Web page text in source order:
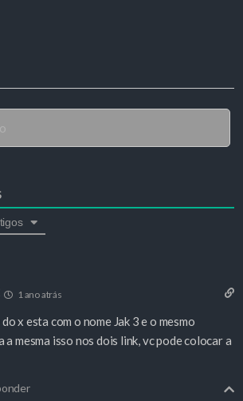
1 ano atrás
x esta com o nome Jak 3 e o mesmo
a mesma isso nos dois link, vc pode colocar a